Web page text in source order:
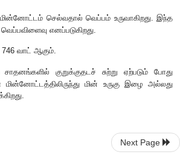
மின் கடத்து எண் எனப்படும்.
இணைக்கப்படும்
உள்ள மின்தடைகளின் உயர்
மின்தடைகளின் குறைந்த
Next Page